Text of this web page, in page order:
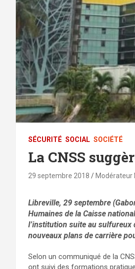
SÉCURITÉ SOCIAL SOCIÉTÉ
La CNSS
29 septembre 2018 Modérateur
Libreville, 29 septembre
Humaines de la Caisse
l’institution suite au sulfureux
nouveaux plans de carrière
Selon un communiqué de la
ont suivi des formations